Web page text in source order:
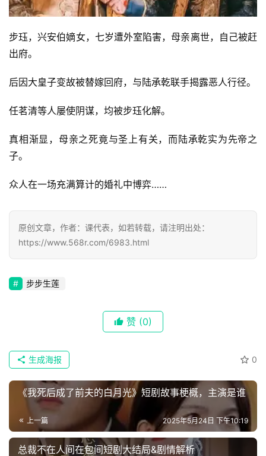
页
📖
墨
文
热
榜
递
注册
步珏，兴安伯嫡女，七岁遭外室陷害，母亲离世，自己被赶
出府。
后因大皇子变故被替嫁回府，与陆承乾联手揭露恶人行径。
任茗清等人屡使阴谋，均被步珏化解。
真相渐显，母亲之死竟与圣上有关，而陆承乾实为先帝之
子。
众人在一场充满算计的婚礼中博弈……
原创文章，作者：课代表，如若转载，请注明出处：
https://www.568r.com/6983.html
步步生莲
赞 (0)
0
生成海报
《我死后成了前夫的白月光》短剧故事梗概，主演是谁
上一篇 2025年5月24日 下午10:19
总裁不在人间在包间短剧大结局&剧情解析